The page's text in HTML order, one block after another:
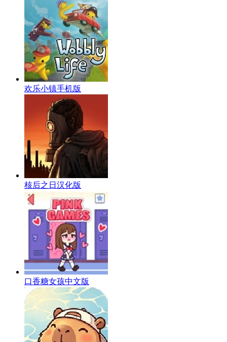
欢乐小镇手机版
核后之日汉化版
口香糖女孩中文版